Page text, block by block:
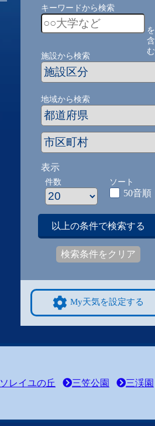
キーワードから検索
を
含
む
施設から検索
地域から検索
表示
件数 ソート
50音順
以上の条件で検索する
検索条件をクリア
My天気を設定する
ソレイユの丘 三笠公園
三渓園